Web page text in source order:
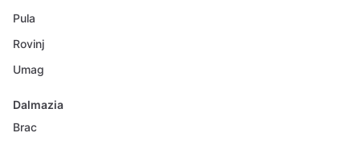
Pula
Rovinj
Umag
Dalmazia
Brac